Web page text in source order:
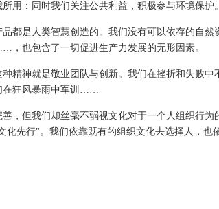
用：同时我们关注公共利益，积极参与环境保护。
都是人类智慧创造的。我们没有可以依存的自
也包含了一切促进生产力发展的无形因素。
精神就是敬业团队与创新。我们在挫折和失败
狂风暴雨中军训……
，但我们却丝毫不弱视文化对于一个人组织行
先行"。我们依靠既有的组织文化去选择人，也